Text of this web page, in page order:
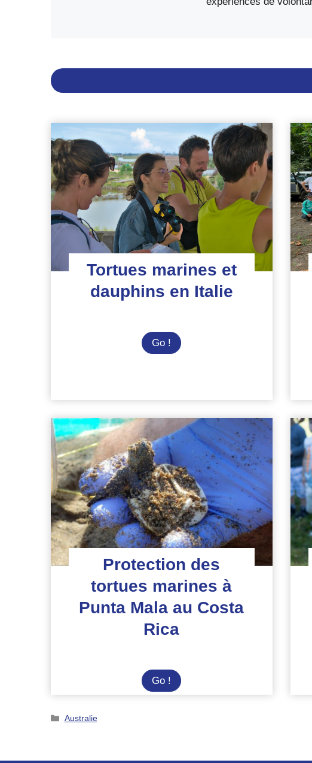
Tortues marines et
dauphins en Italie
Go ! Tortues
marines
en
Italie
Protection des
tortues marines à
Punta Mala au Costa
Rica
Go ! Protection
des
Catégories
Australie